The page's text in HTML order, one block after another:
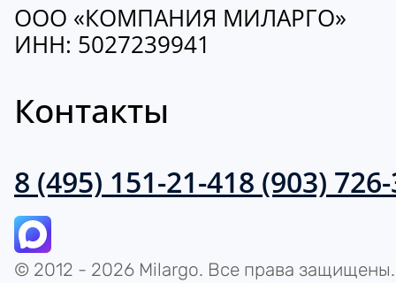
ООО «КОМПАНИЯ МИЛАРГО»
ИНН: 5027239941
Контакты
8 (495) 151-21-418 (903)
© 2012 - 2026 Milargo. Все права защищены.